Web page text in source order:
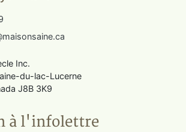
Inc.
du-lac-Lucerne
J8B 3K9
à l'infolettre